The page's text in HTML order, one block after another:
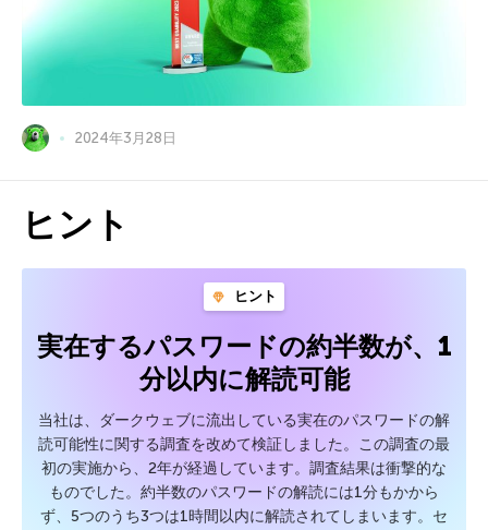
2024年3月28日
ヒント
ヒント
実在するパスワードの約半数が、1
分以内に解読可能
当社は、ダークウェブに流出している実在のパスワードの解
読可能性に関する調査を改めて検証しました。この調査の最
初の実施から、2年が経過しています。調査結果は衝撃的な
ものでした。約半数のパスワードの解読には1分もかから
ず、5つのうち3つは1時間以内に解読されてしまいます。セ